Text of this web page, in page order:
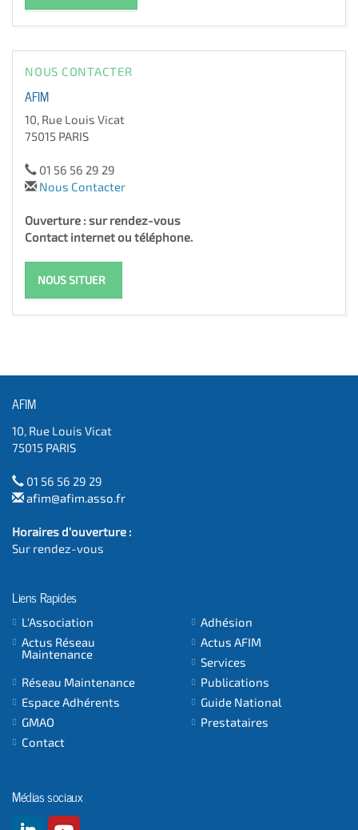
NOUS CONTACTER
AFIM
10, Rue Louis Vicat
75015 PARIS
01 56 56 29 29
Nous Contacter
Ouverture : sur rendez-vous
Contact internet ou téléphone.
NOUS SITUER
AFIM
10, Rue Louis Vicat
75015 PARIS
01 56 56 29 29
afim@afim.asso.fr
Horaires d'ouverture :
Sur rendez-vous
Liens Rapides
L'Association
Adhésion
Actus Réseau
Maintenance
Actus AFIM
Services
Réseau Maintenance
Publications
Espace Adhérents
Guide National
GMAO
Prestataires
Contact
Médias sociaux